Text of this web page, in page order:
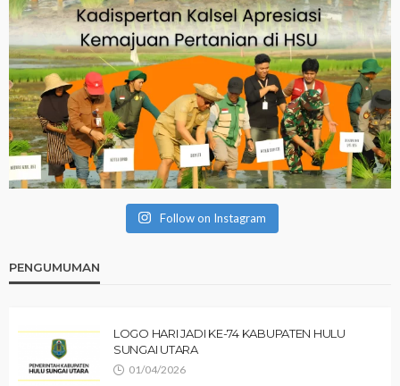
Follow on Instagram
PENGUMUMAN
LOGO HARI JADI KE-74 KABUPATEN HULU
SUNGAI UTARA
01/04/2026